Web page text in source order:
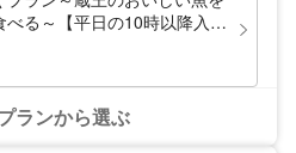
べる～【平日の10時以降入場
ランから選ぶ